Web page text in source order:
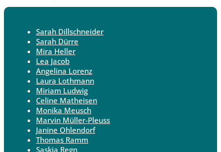
Sarah Dillschneider
Sarah Dürre
Mira Heller
Lea Jacob
Angelina Lorenz
Laura Lothmann
Miriam Ludwig
Celine Matheisen
Monika Meusch
Marvin Müller-Pleuss
Janine Ohlendorf
Thomas Ramm
Saskia Regn